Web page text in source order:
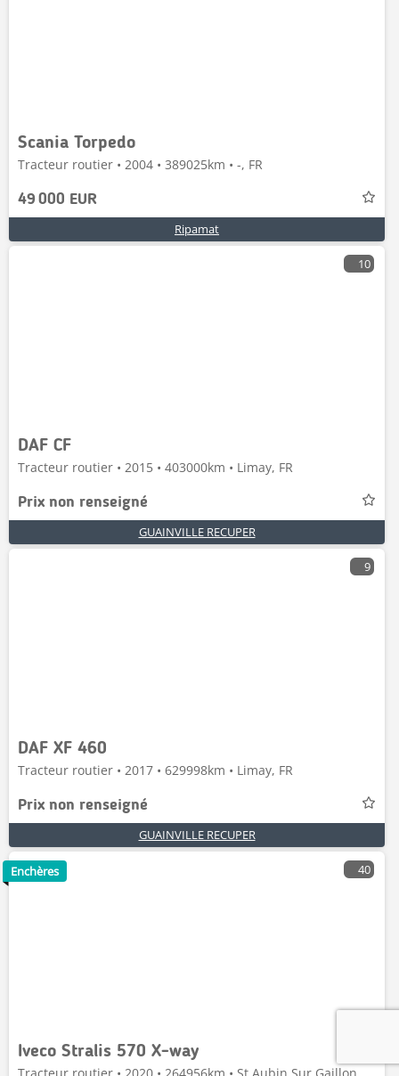
Scania Torpedo
Tracteur routier • 2004 • 389025km • -, FR
49 000 EUR
Ripamat
10
DAF CF
Tracteur routier • 2015 • 403000km • Limay, FR
Prix non renseigné
GUAINVILLE RECUPER
9
DAF XF 460
Tracteur routier • 2017 • 629998km • Limay, FR
Prix non renseigné
GUAINVILLE RECUPER
40
Iveco Stralis 570 X-way
Enchères